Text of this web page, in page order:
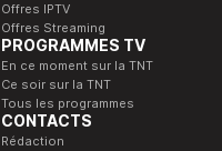
Offres IPTV
Offres Streaming
PROGRAMMES TV
En ce moment sur la TNT
Ce soir sur la TNT
Tous les programmes
CONTACTS
Rédaction